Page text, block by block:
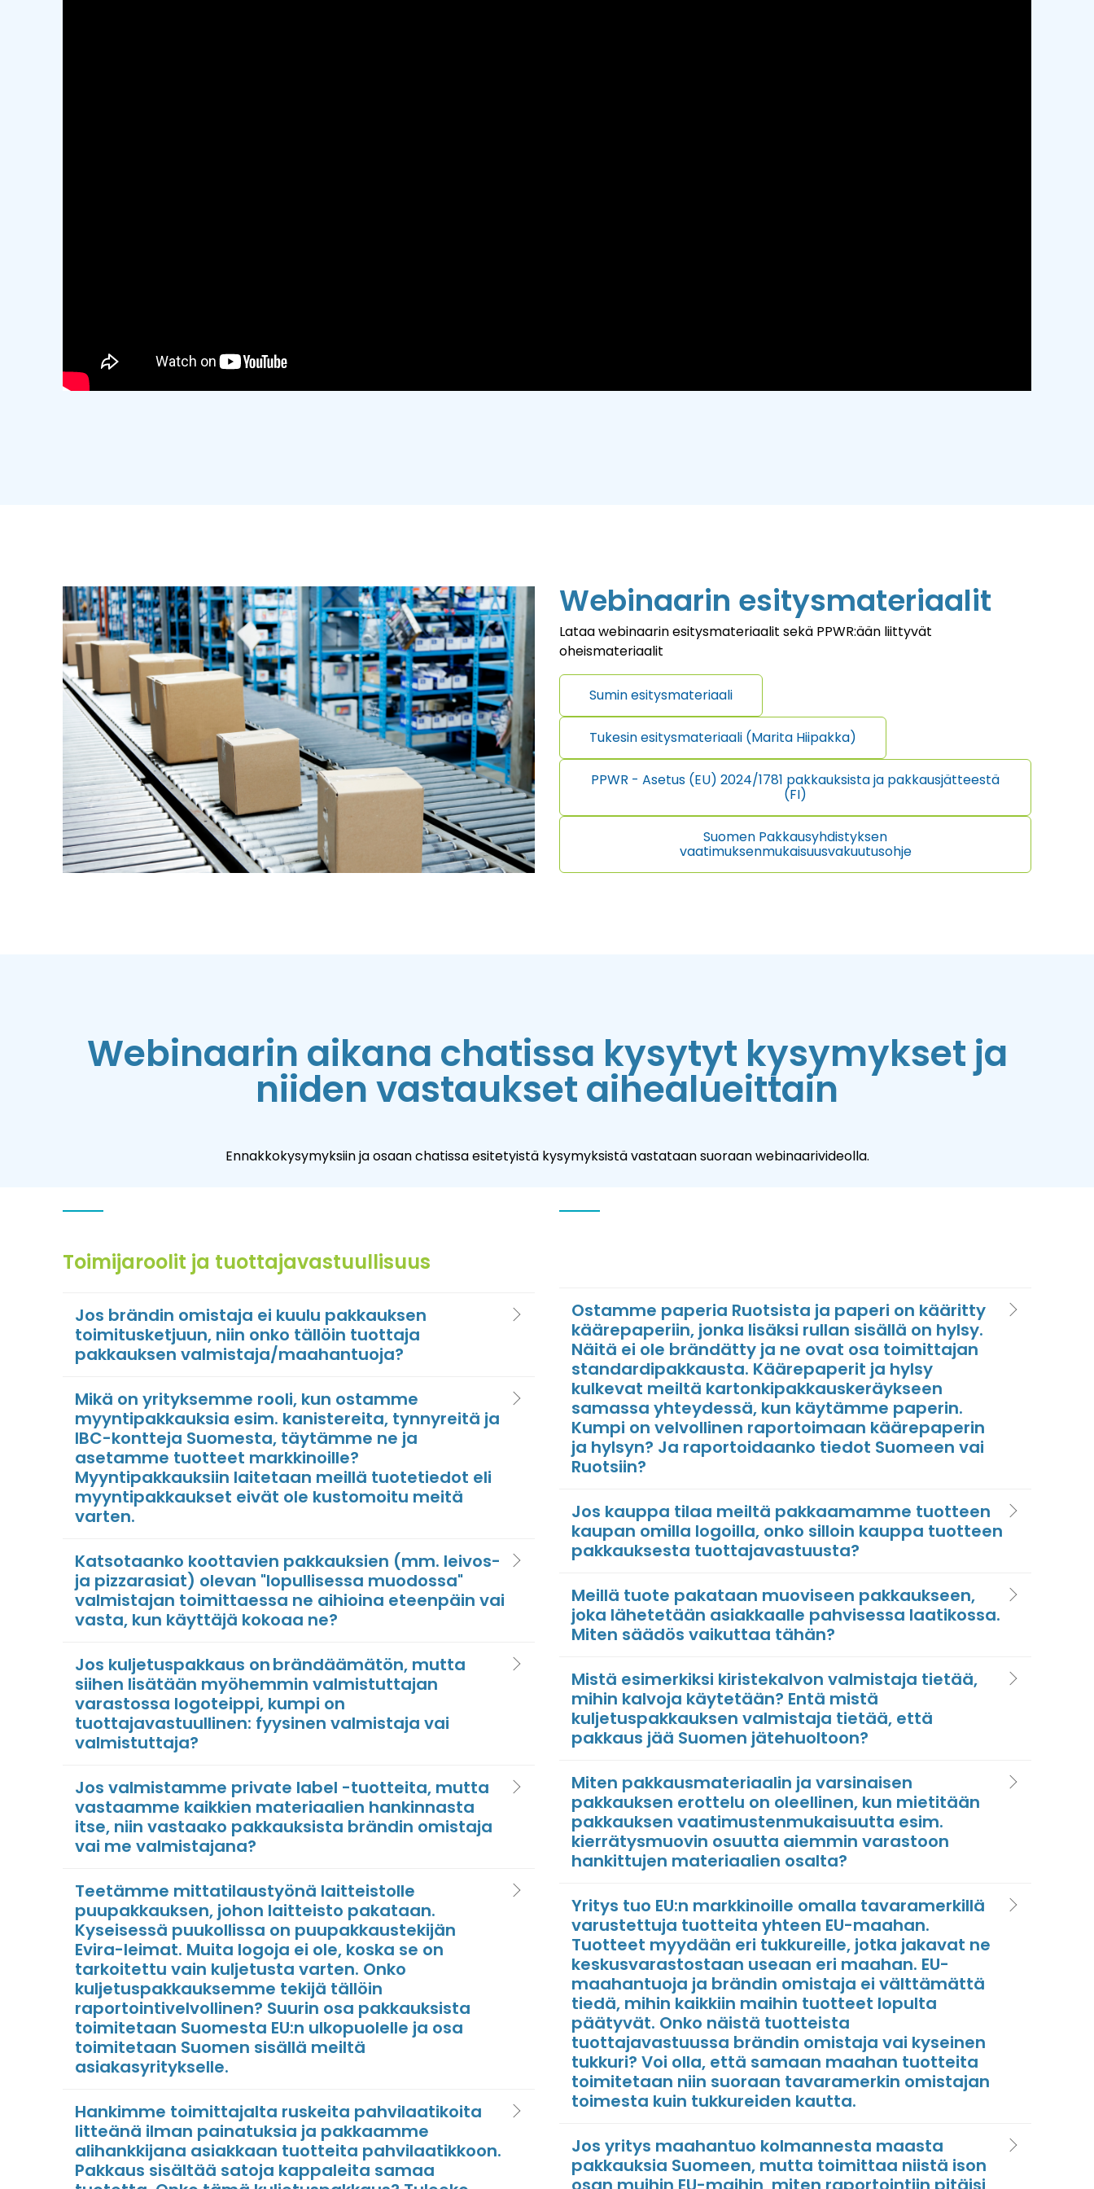
Webinaarin esitysmateriaalit
Lataa webinaarin esitysmateriaalit sekä PPWR:ään liittyvät
oheismateriaalit
Sumin esitysmateriaali
Tukesin esitysmateriaali (Marita Hiipakka)
PPWR - Asetus (EU) 2024/1781 pakkauksista ja pakkausjätteestä
(FI)
Suomen Pakkausyhdistyksen
vaatimuksenmukaisuusvakuutusohje
Webinaarin aikana chatissa kysytyt kysymykset ja
niiden vastaukset aihealueittain
Ennakkokysymyksiin ja osaan chatissa esitetyistä kysymyksistä vastataan suoraan webinaarivideolla.
Toimijaroolit ja tuottajavastuullisuus
Jos brändin omistaja ei kuulu pakkauksen
toimitusketjuun, niin onko tällöin tuottaja
pakkauksen valmistaja/maahantuoja?
Mikä on yrityksemme rooli, kun ostamme
myyntipakkauksia esim. kanistereita, tynnyreitä ja
IBC-kontteja Suomesta, täytämme ne ja
asetamme tuotteet markkinoille?
Myyntipakkauksiin laitetaan meillä tuotetiedot eli
myyntipakkaukset eivät ole kustomoitu meitä
varten.
Katsotaanko koottavien pakkauksien (mm. leivos-
ja pizzarasiat) olevan "lopullisessa muodossa"
valmistajan toimittaessa ne aihioina eteenpäin vai
vasta, kun käyttäjä kokoaa ne?
Jos kuljetuspakkaus on brändäämätön, mutta
siihen lisätään myöhemmin valmistuttajan
varastossa logoteippi, kumpi on
tuottajavastuullinen: fyysinen valmistaja vai
valmistuttaja?
Jos valmistamme private label -tuotteita, mutta
vastaamme kaikkien materiaalien hankinnasta
itse, niin vastaako pakkauksista brändin omistaja
vai me valmistajana?
Teetämme mittatilaustyönä laitteistolle
puupakkauksen, johon laitteisto pakataan.
Kyseisessä puukollissa on puupakkaustekijän
Evira-leimat. Muita logoja ei ole, koska se on
tarkoitettu vain kuljetusta varten. Onko
kuljetuspakkauksemme tekijä tällöin
raportointivelvollinen? Suurin osa pakkauksista
toimitetaan Suomesta EU:n ulkopuolelle ja osa
toimitetaan Suomen sisällä meiltä
asiakasyritykselle.
Hankimme toimittajalta ruskeita pahvilaatikoita
litteänä ilman painatuksia ja pakkaamme
alihankkijana asiakkaan tuotteita pahvilaatikkoon.
Pakkaus sisältää satoja kappaleita samaa
Ostamme paperia Ruotsista ja paperi on kääritty
käärepaperiin, jonka lisäksi rullan sisällä on hylsy.
Näitä ei ole brändätty ja ne ovat osa toimittajan
standardipakkausta. Käärepaperit ja hylsy
kulkevat meiltä kartonkipakkauskeräykseen
samassa yhteydessä, kun käytämme paperin.
Kumpi on velvollinen raportoimaan käärepaperin
ja hylsyn? Ja raportoidaanko tiedot Suomeen vai
Ruotsiin?
Jos kauppa tilaa meiltä pakkaamamme tuotteen
kaupan omilla logoilla, onko silloin kauppa tuotteen
pakkauksesta tuottajavastuusta?
Meillä tuote pakataan muoviseen pakkaukseen,
joka lähetetään asiakkaalle pahvisessa laatikossa.
Miten säädös vaikuttaa tähän?
Mistä esimerkiksi kiristekalvon valmistaja tietää,
mihin kalvoja käytetään? Entä mistä
kuljetuspakkauksen valmistaja tietää, että
pakkaus jää Suomen jätehuoltoon?
Miten pakkausmateriaalin ja varsinaisen
pakkauksen erottelu on oleellinen, kun mietitään
pakkauksen vaatimustenmukaisuutta esim.
kierrätysmuovin osuutta aiemmin varastoon
hankittujen materiaalien osalta?
Yritys tuo EU:n markkinoille omalla tavaramerkillä
varustettuja tuotteita yhteen EU-maahan.
Tuotteet myydään eri tukkureille, jotka jakavat ne
keskusvarastostaan useaan eri maahan. EU-
maahantuoja ja brändin omistaja ei välttämättä
tiedä, mihin kaikkiin maihin tuotteet lopulta
päätyvät. Onko näistä tuotteista
tuottajavastuussa brändin omistaja vai kyseinen
tukkuri? Voi olla, että samaan maahan tuotteita
toimitetaan niin suoraan tavaramerkin omistajan
toimesta kuin tukkureiden kautta.
Jos yritys maahantuo kolmannesta maasta
pakkauksia Suomeen, mutta toimittaa niistä ison